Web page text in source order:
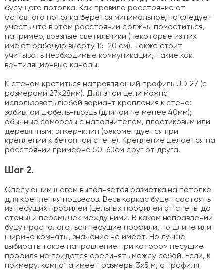
будущего потолка. Как правило расстояние от
основного потолка берется минимальное, но следует
учесть что в этом расстоянии должны поместиться,
например, врезные светильники (некоторые из них
имеют рабочую высоту 15-20 см). Также стоит
учитывать необходимые коммуникации, такие как
вентиляционные каналы.
К стенам крепиться направляющий профиль UD 27 (с
размерами 27х28мм). Для этой цели можно
использовать любой вариант крепления к стене:
забивной дюбель-гвоздь (длиной не менее 40мм);
обычные саморезы с наполнителем, пластиковым или
деревянным; анкер-клин (рекомендуется при
креплении к бетонной стене). Крепление делается на
расстоянии примерно 50-60см друг от друга.
Шаг 2.
Следующим шагом выполняется разметка на потолке
для крепления подвесов. Весь каркас будет состоять
из несущих профилей (цельных профилей от стены до
стены) и перемычек между ними. В каком направлении
будут располагаться несущие профили, по длине или
ширине комнаты, значение не имеет. Но лучше
выбирать такое направление при котором несущие
профиля не придется соединять между собой. Если, к
примеру, комната имеет размеры 3х5 м, а профиля